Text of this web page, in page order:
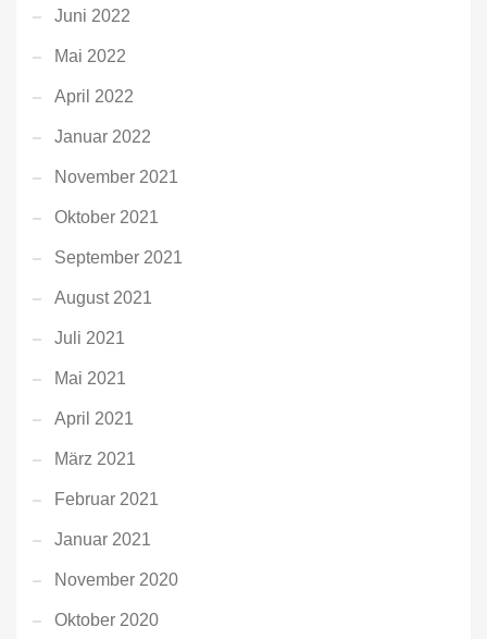
Juni 2022
Mai 2022
April 2022
Januar 2022
November 2021
Oktober 2021
September 2021
August 2021
Juli 2021
Mai 2021
April 2021
März 2021
Februar 2021
Januar 2021
November 2020
Oktober 2020